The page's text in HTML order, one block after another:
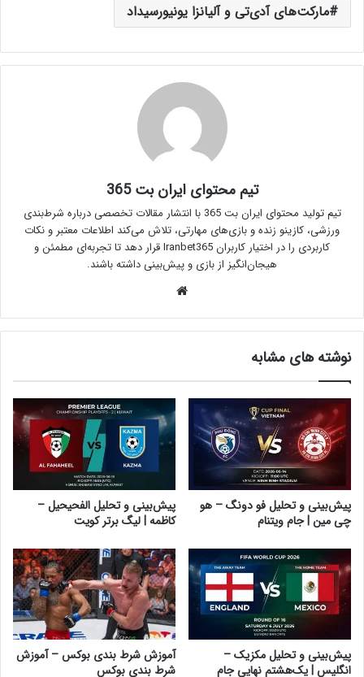
مارکت‌های آ‌دی‌تی و آلیانزا یونیورسیداد
تیم محتوای ایران بت 365
تیم تولید محتوای ایران بت 365 با انتشار مقالات تخصصی درباره شرط‌بندی
ورزشی، کازینو زنده و بازی‌های مهارتی، تلاش می‌کند اطلاعات معتبر و نکات
کاربردی را در اختیار کاربران Iranbet365 قرار دهد تا تجربه‌ای مطمئن و
هیجان‌انگیز از بازی و پیش‌بینی داشته باشند.
نوشته های مشابه
پیش‌بینی و تحلیل فو دونگ – هو
چی مین | جام ویتنام
پیش‌بینی و تحلیل الفحیحیل –
کاظمه | لیگ برتر کویت
پیش‌بینی و تحلیل مکزیک –
انگلیس | یک‌هشتم نهایی جام
آموزش شرط بندی بوکس – آموزش
شرط بندی بوکس